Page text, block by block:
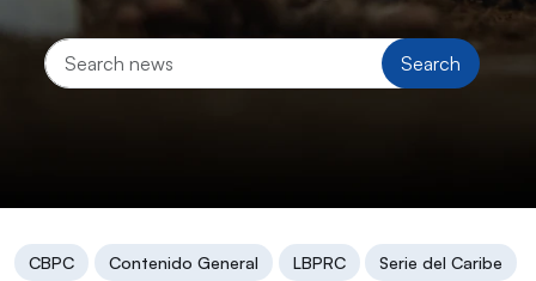
Search
CBPC Contenido General LBPRC Serie del Caribe